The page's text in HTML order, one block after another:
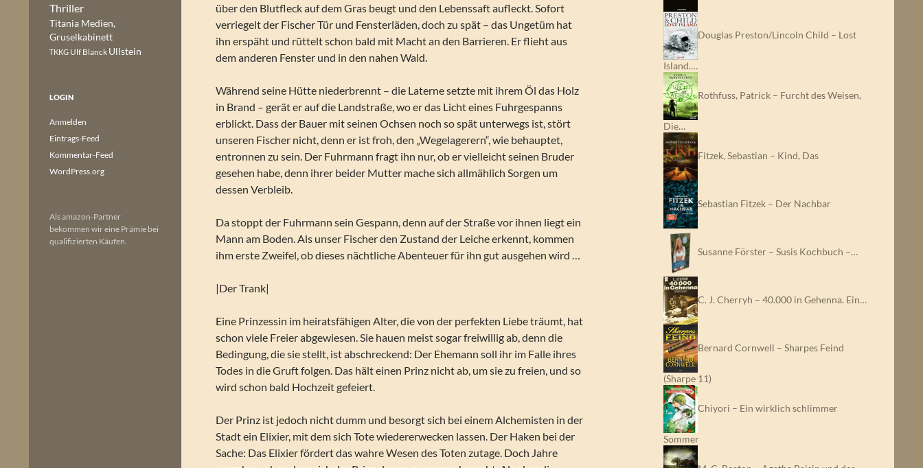
über den Blutfleck auf dem Gras beugt und den Lebenssaft aufleckt. Sofort
verriegelt der Fischer Tür und Fensterläden, doch zu spät – das Ungetüm hat
ihn erspäht und rüttelt schon bald mit Macht an den Barrieren. Er flieht aus
dem anderen Fenster und in den nahen Wald.
Während seine Hütte niederbrennt – die Laterne setzte mit ihrem Öl das Holz
in Brand – gerät er auf die Landstraße, wo er das Licht eines Fuhrgespanns
erblickt. Dass der Bauer mit seinen Ochsen noch so spät unterwegs ist, stört
unseren Fischer nicht, denn er ist froh, den „Wegelagerern“, wie behauptet,
entronnen zu sein. Der Fuhrmann fragt ihn nur, ob er vielleicht seinen Bruder
gesehen habe, denn ihrer beider Mutter mache sich allmählich Sorgen um
dessen Verbleib.
Da stoppt der Fuhrmann sein Gespann, denn auf der Straße vor ihnen liegt ein
Mann am Boden. Als unser Fischer den Zustand der Leiche erkennt, kommen
ihm erste Zweifel, ob dieses nächtliche Abenteuer für ihn gut ausgehen wird …
|Der Trank|
Eine Prinzessin im heiratsfähigen Alter, die von der perfekten Liebe träumt, hat
schon viele Freier abgewiesen. Sie hauen meist sogar freiwillig ab, denn die
Bedingung, die sie stellt, ist abschreckend: Der Ehemann soll ihr im Falle ihres
Todes in die Gruft folgen. Das hält einen Prinz nicht ab, um sie zu freien, und so
wird schon bald Hochzeit gefeiert.
Der Prinz ist jedoch nicht dumm und besorgt sich bei einem Alchemisten in der
Stadt ein Elixier, mit dem sich Tote wiedererwecken lassen. Der Haken bei der
Sache: Das Elixier fördert das wahre Wesen des Toten zutage. Doch Jahre
Douglas Preston/Lincoln Child – Lost
Island.…
Rothfuss, Patrick – Furcht des Weisen,
Die…
Fitzek, Sebastian – Kind, Das
Sebastian Fitzek – Der Nachbar
Susanne Förster – Susis Kochbuch –…
C. J. Cherryh – 40.000 in Gehenna. Ein…
Bernard Cornwell – Sharpes Feind
(Sharpe 11)
Chiyori – Ein wirklich schlimmer
Sommer
Thriller
Titania Medien,
Gruselkabinett
TKKG Ulf Blanck Ullstein
LOGIN
Anmelden
Eintrags-Feed
Kommentar-Feed
WordPress.org
Als amazon-Partner
bekommen wir eine Prämie bei
qualifizierten Käufen.